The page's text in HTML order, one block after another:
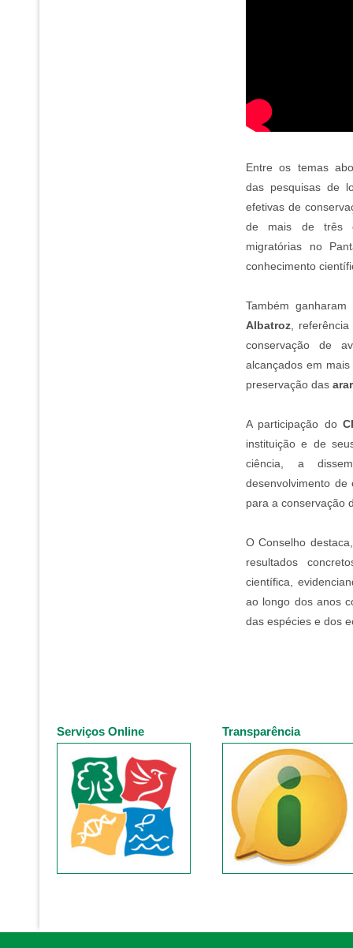
Entre os temas
das pesquisas de
efetivas de
de mais de três
migratórias no
conhecimento
Também
Albatroz ,
conservação de
alcançados em
preservação das
A participação do
instituição e de
ciência, a
desenvolvimento de
para a conservação
O Conselho
resultados
científica,
ao longo dos anos
das espécies e dos
Serviços Online Transparência